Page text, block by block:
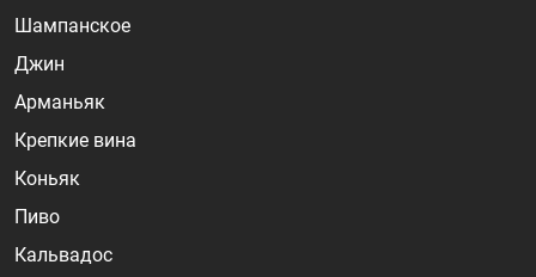
Шампанское
Джин
Арманьяк
Крепкие вина
Коньяк
Пиво
Кальвадос